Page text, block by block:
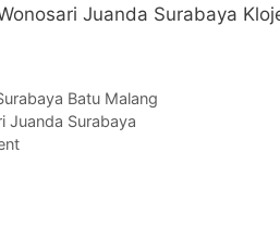
Juanda Surabaya
Batu Malang
Juanda Surabaya